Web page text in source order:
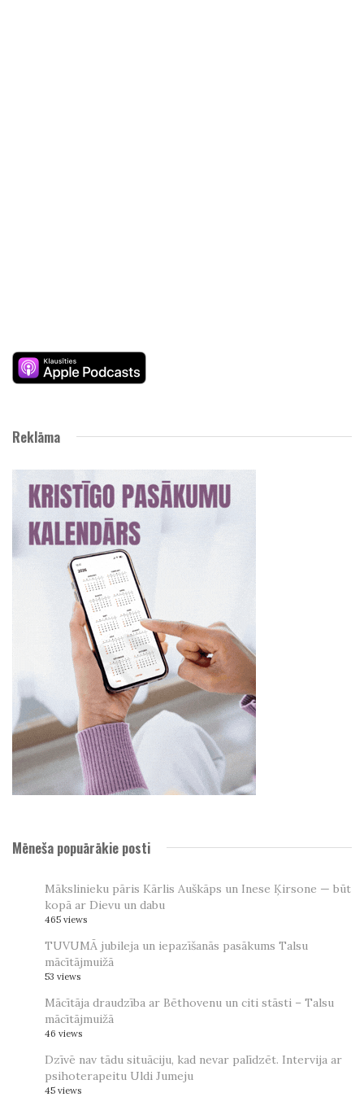
Reklāma
Mēneša popuārākie posti
Mākslinieku pāris Kārlis Auškāps un Inese Ķirsone — būt
kopā ar Dievu un dabu
465 views
TUVUMĀ jubileja un iepazīšanās pasākums Talsu
mācītājmuižā
53 views
Mācītāja draudzība ar Bēthovenu un citi stāsti – Talsu
mācītājmuižā
46 views
Dzīvē nav tādu situāciju, kad nevar palīdzēt. Intervija ar
psihoterapeitu Uldi Jumeju
45 views